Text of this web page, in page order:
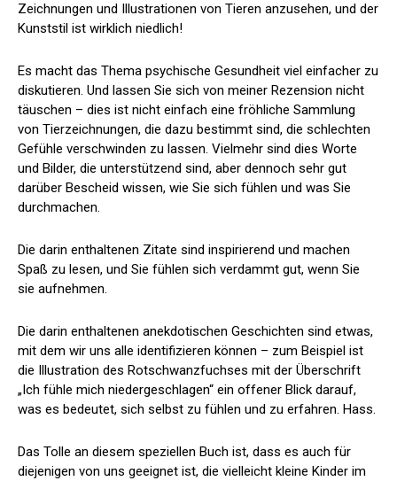
Zeichnungen und Illustrationen von Tieren anzusehen, und der
Kunststil ist wirklich niedlich!
Es macht das Thema psychische Gesundheit viel einfacher zu
diskutieren. Und lassen Sie sich von meiner Rezension nicht
täuschen – dies ist nicht einfach eine fröhliche Sammlung
von Tierzeichnungen, die dazu bestimmt sind, die schlechten
Gefühle verschwinden zu lassen. Vielmehr sind dies Worte
und Bilder, die unterstützend sind, aber dennoch sehr gut
darüber Bescheid wissen, wie Sie sich fühlen und was Sie
durchmachen.
Die darin enthaltenen Zitate sind inspirierend und machen
Spaß zu lesen, und Sie fühlen sich verdammt gut, wenn Sie
sie aufnehmen.
Die darin enthaltenen anekdotischen Geschichten sind etwas,
mit dem wir uns alle identifizieren können – zum Beispiel ist
die Illustration des Rotschwanzfuchses mit der Überschrift
„Ich fühle mich niedergeschlagen“ ein offener Blick darauf,
was es bedeutet, sich selbst zu fühlen und zu erfahren. Hass.
Das Tolle an diesem speziellen Buch ist, dass es auch für
diejenigen von uns geeignet ist, die vielleicht kleine Kinder im